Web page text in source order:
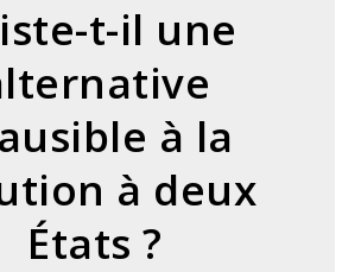
t-il une
à la
à deux
États ?